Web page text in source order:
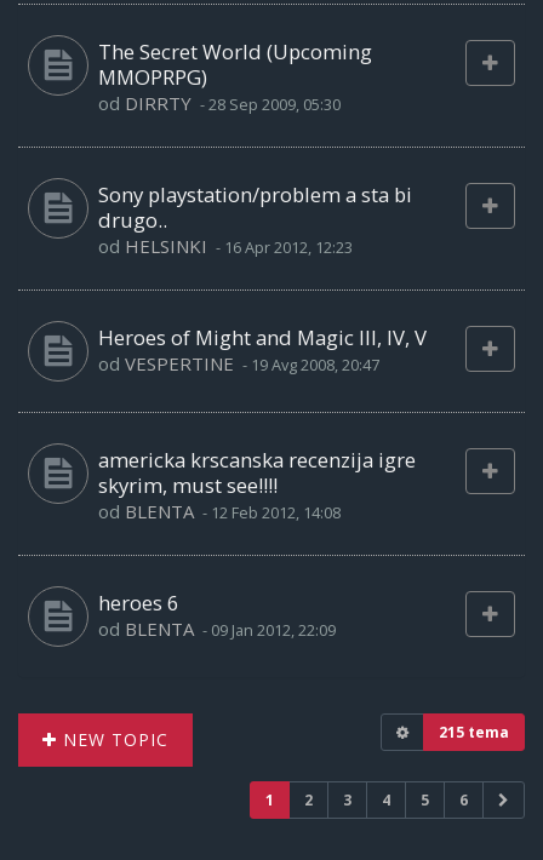
The Secret World (Upcoming
MMOPRPG)
od DIRRTY -28 Sep 2009, 05:30
Sony playstation/problem a sta bi
drugo..
od HELSINKI - 16 Apr 2012, 12:23
Heroes of Might and Magic III, IV, V
od VESPERTINE - 19 Avg 2008, 20:47
americka krscanska recenzija igre
skyrim, must see!!!!
od BLENTA - 12 Feb 2012, 14:08
heroes 6
od BLENTA - 09 Jan 2012, 22:09
NEW TOPIC 215 tema
1 2 3 4 5 6